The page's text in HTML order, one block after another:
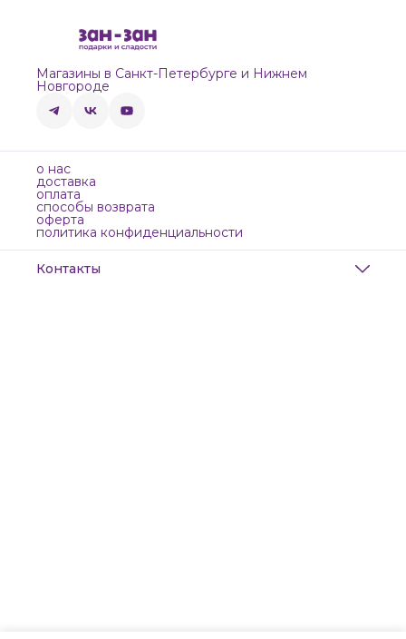
Магазины в Санкт-Петербурге и Нижнем
Новгороде
о нас
доставка
оплата
способы возврата
оферта
политика конфиденциальности
Контакты